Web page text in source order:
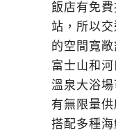
飯店有免
站，所以
的空間寬
富士山和
溫泉大浴
有無限量
搭配多種